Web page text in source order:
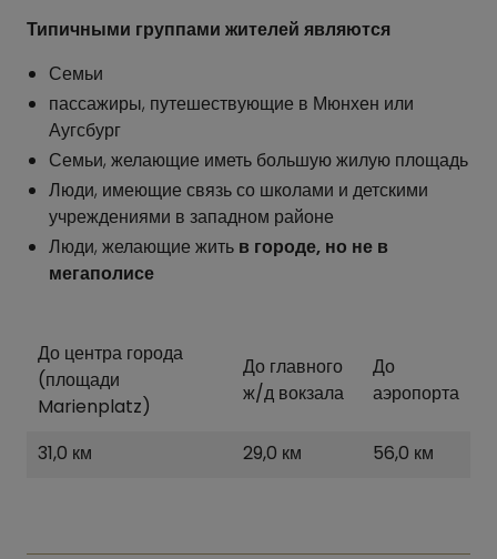
Типичными группами жителей являются
Семьи
пассажиры, путешествующие в Мюнхен или
Аугсбург
Семьи, желающие иметь большую жилую площадь
Люди, имеющие связь со школами и детскими
учреждениями в западном районе
Люди, желающие жить в городе, но не в
мегаполисе
До центра города
(площади
Marienplatz)
До главного
ж/д вокзала
До
аэропорта
31,0 км 29,0 км 56,0 км